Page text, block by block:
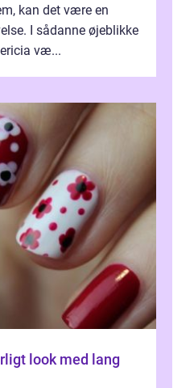
kan det være en
I sådanne øjeblikke
væ...